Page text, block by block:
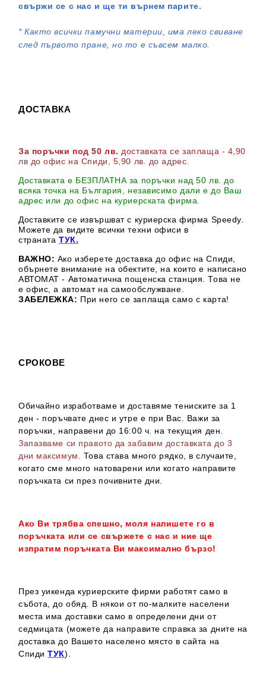
свържи се с нас и ще ти върнем парите.
*Както всички памучни материи, има леко свиване
след първото пране, но то е съвсем малко.
ДОСТАВКА
За поръчки под 50 лв. доставката се заплаща - 4,90
лв до офис на Спиди
, 5,90 лв. до адрес
Доставката е БЕЗПЛАТНА за поръчки над 50 лв. до
всяка точка на България, независимо дали е до Ваш
адрес или до офис на куриерската фирма.
Доставките се извършват с куриерска фирма Speedy.
Можете да видите всички техни офиси в
страната ТУК.
ВАЖНО: Ако изберете доставка до офис на Спиди,
обърнете внимание на обектите, на които е написано
АВТОМАТ - Автоматична пощенска станция. Това не
е офис, а автомат на самообслужване.
ЗАБЕЛЕЖКА: При него се заплаща само с карта!
СРОКОВЕ
Обичайно изработваме и доставяме тениските за 1
ден - поръчвате днес и утре е при Вас. Важи за
поръчки, направени до 16:00 ч. на текущия ден.
Запазваме си правото да забавим доставката до 3
дни максимум.
Това става много рядко, в случаите,
когато сме много натоварени или когато направите
поръчката си през почивните дни.
Ако Ви трябва спешно, моля напишете го в
поръчката или се свържете с нас и ние ще
изпратим поръчката Ви максимално бързо!
През уикенда куриерските фирми работят само в
събота, до обяд. В някои от по-малките населени
места има доставки само в определени дни от
седмицата (можете да направите справка за дните на
доставка до Вашето населено място в сайта на
СпидиТУК).